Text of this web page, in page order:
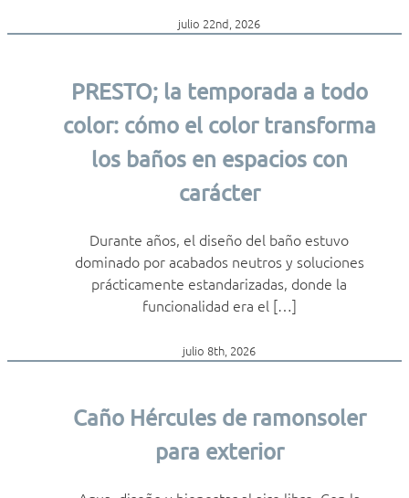
julio 22nd, 2026
PRESTO; la temporada a todo
color: cómo el color transforma
los baños en espacios con
carácter
Durante años, el diseño del baño estuvo
dominado por acabados neutros y soluciones
prácticamente estandarizadas, donde la
funcionalidad era el […]
julio 8th, 2026
Caño Hércules de ramonsoler
para exterior